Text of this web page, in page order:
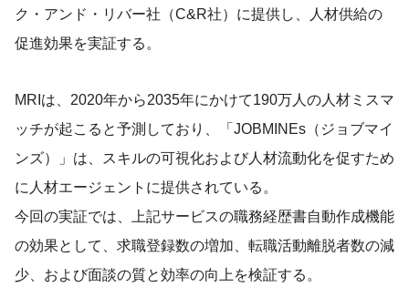
ク・アンド・リバー社（C&R社）に提供し、人材供給の
促進効果を実証する。
MRIは、2020年から2035年にかけて190万人の人材ミスマ
ッチが起こると予測しており、「JOBMINEs（ジョブマイ
ンズ）」は、スキルの可視化および人材流動化を促すため
に人材エージェントに提供されている。
今回の実証では、上記サービスの職務経歴書自動作成機能
の効果として、求職登録数の増加、転職活動離脱者数の減
少、および面談の質と効率の向上を検証する。